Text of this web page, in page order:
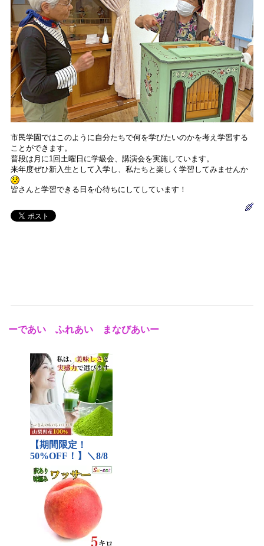
市民学園ではこのように自分たちで何を学びたいのかを考え学習する
ことができます。
普段は月に1回土曜日に学級会、講演会を実施しています。
来年度ぜひ新入生として入学し、私たちと楽しく学習してみませんか
皆さんと学習できる日を心待ちにしてしています！
ーであい ふれあい まなびあいー